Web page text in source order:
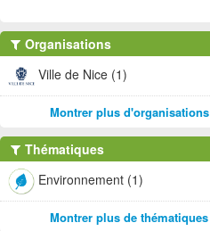
Organisations
Ville de Nice (1)
Montrer plus d'organisations
Thématiques
Environnement (1)
Montrer plus de thématiques